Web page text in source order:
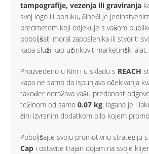
tampografije, vezenja ili graviranja
svoj logo ili poruku, čineći je
predmetom koji odjekuje s vašom
poboljšati moral zaposlenika ili stvoriti
kapa služi kao učinkovit marketinški alat.
Proizvedeno u Kini i u skladu s REACH
kapa ne samo da ispunjava očekivanja
također odražava vašu predanost
težinom od samo 0.07 kg, lagana je i
čini izvrsnim dodatkom bilo kojem
Poboljšajte svoju promotivnu strategiju s
Cap i ostavite trajan dojam na svoje